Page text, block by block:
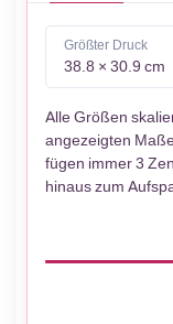
Größter Druck
38.8 × 30.9 cm
Alle Größen
angezeigten
fügen immer 3
hinaus zum